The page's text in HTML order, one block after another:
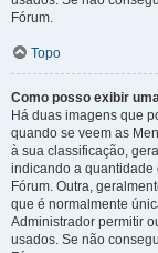
Fórum.
Topo
Como posso exibir
Há duas imagens que
quando se veem as
à sua classificação,
indicando a quantidade
Fórum. Outra,
que é normalmente
Administrador permitir
usados. Se não